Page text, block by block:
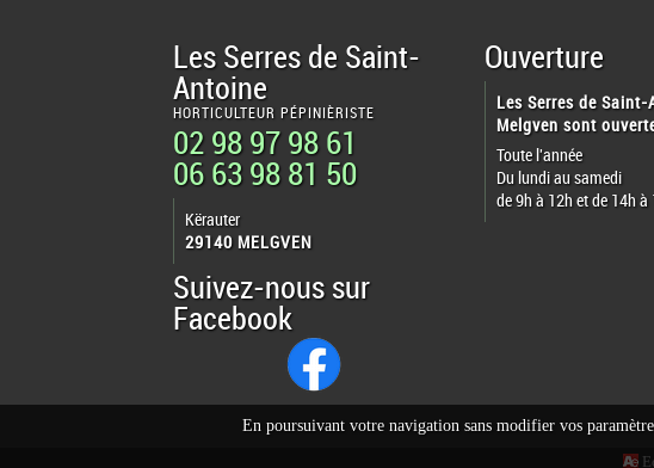
En poursuivant votre navigation sans modifier vos
Les Serres de Saint-
Antoine
HORTICULTEUR PÉPINIÈRISTE
02 98 97 98 61
06 63 98 81 50
Kërauter
29140 MELGVEN
Suivez-nous sur
Facebook
Ouverture
Les Serres de
Melgven sont
Toute l'année
Du lundi au samedi
de 9h à 12h et de 14h à